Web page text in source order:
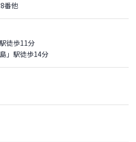
番他
徒歩11分
」駅徒歩14分